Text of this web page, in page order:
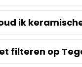
ik
filteren op